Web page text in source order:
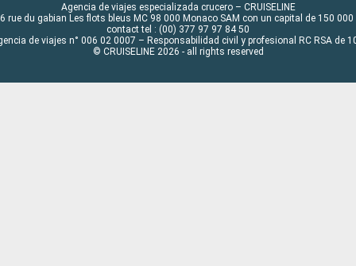
Agencia de viajes especializada crucero – CRUISELINE
rue du gabian Les flots bleus MC 98 000 Monaco SAM con un capital de 150 000
contact tel : (00) 377 97 97 84 50
de viajes n° 006 02 0007 – Responsabilidad civil y profesional RC RSA de
© CRUISELINE 2026 - all rights reserved